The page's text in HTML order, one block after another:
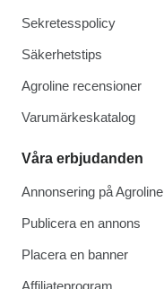
Sekretesspolicy
Säkerhetstips
Agroline recensioner
Varumärkeskatalog
Våra erbjudanden
Annonsering på Agroline
Publicera en annons
Placera en banner
Affiliateprogram